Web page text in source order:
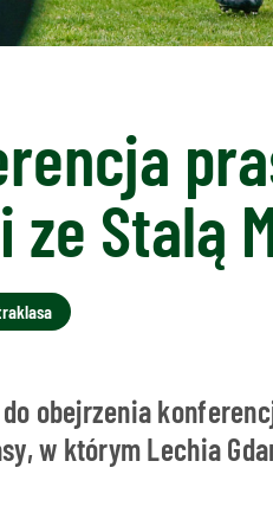
ze Stalą
obejrzenia
w którym Lechia